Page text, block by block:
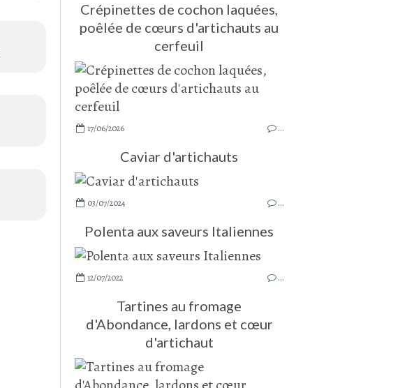
Crépinettes de cochon laquées,
poêlée de cœurs d'artichauts au
cerfeuil
17/06/2026 …
Caviar d'artichauts
03/07/2024 …
Polenta aux saveurs Italiennes
12/07/2022 …
Tartines au fromage
d'Abondance, lardons et cœur
d'artichaut